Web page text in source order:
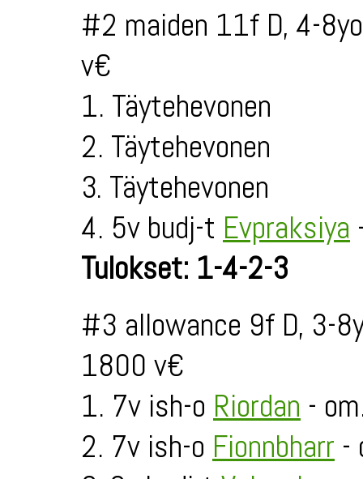
#2 maiden 11f D, 4-
v€
1. Täytehevonen
2. Täytehevonen
3. Täytehevonen
4. 5v budj-t Evpraksiya
Tulokset: 1-4-2-3
#3 allowance 9f D, 3-
1800 v€
1. 7v ish-o Riordan -
2. 7v ish-o Fionnbharr -